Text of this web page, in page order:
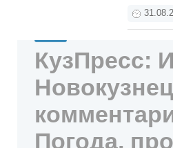
КузПресс:
Погода,